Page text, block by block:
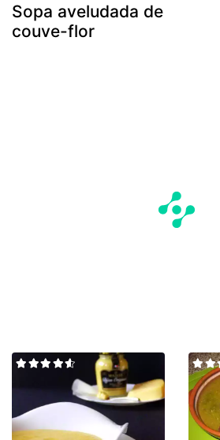
Sopa aveludada de
couve-flor